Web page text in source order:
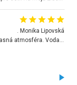
. Monika Lipovská
Úžasné prostredie, napriek tomu, že je malé. Úžasná atmosféra. Voda fantastická a nádherná. Ľudí je pomerne veľa, ale su mili a ohľaduplní. Je veľmi zaujímavé sledovať, ako dokážu spolu športovať cudzí ľudia a bez ohľadu na vek. Vládne tu pohoda. Vnuka neviem dostať z vody. Ďakujem za krásny deň . Urcite sa sem vrátim. Jediný problém je s parkovaním, ale aj ten sa mi podarilo vyriešiť. Monika Bratislava